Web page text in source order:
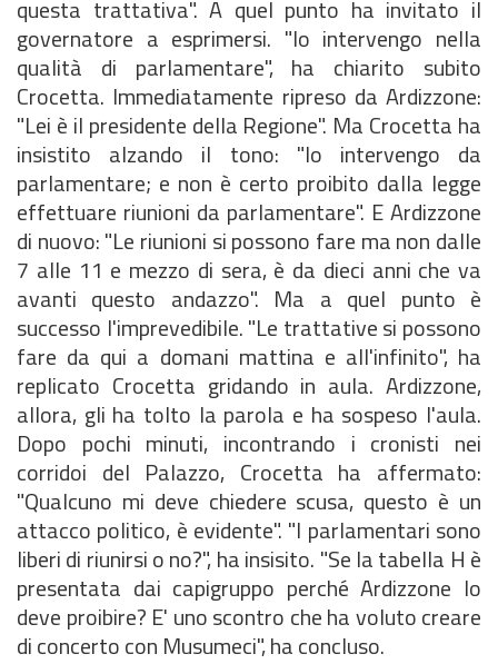
questa trattativa". A quel punto ha invitato il
governatore a esprimersi. "Io intervengo nella
qualità di parlamentare", ha chiarito subito
Crocetta. Immediatamente ripreso da Ardizzone:
"Lei è il presidente della Regione". Ma Crocetta ha
insistito alzando il tono: "Io intervengo da
parlamentare; e non è certo proibito dalla legge
effettuare riunioni da parlamentare". E Ardizzone
di nuovo: "Le riunioni si possono fare ma non dalle
7 alle 11 e mezzo di sera, è da dieci anni che va
avanti questo andazzo". Ma a quel punto è
successo l'imprevedibile. "Le trattative si possono
fare da qui a domani mattina e all'infinito", ha
replicato Crocetta gridando in aula. Ardizzone,
allora, gli ha tolto la parola e ha sospeso l'aula.
Dopo pochi minuti, incontrando i cronisti nei
corridoi del Palazzo, Crocetta ha affermato:
"Qualcuno mi deve chiedere scusa, questo è un
attacco politico, è evidente". "I parlamentari sono
liberi di riunirsi o no?", ha insisito. "Se la tabella H è
presentata dai capigruppo perché Ardizzone lo
deve proibire? E' uno scontro che ha voluto creare
di concerto con Musumeci", ha concluso.